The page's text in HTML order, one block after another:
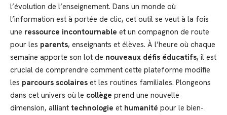
l’évolution de l’enseignement. Dans un monde où
l’information est à portée de clic, cet outil se veut à la fois
une ressource incontournable et un compagnon de route
pour les parents, enseignants et élèves. À l’heure où chaque
semaine apporte son lot de nouveaux défis éducatifs, il est
crucial de comprendre comment cette plateforme modifie
les parcours scolaires et les routines familiales. Plongeons
dans cet univers où le collège prend une nouvelle
dimension, alliant technologie et humanité pour le bien-